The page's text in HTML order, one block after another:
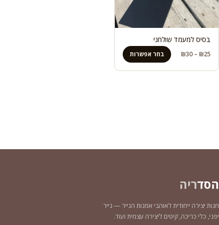
בסיס למעמד שולחני
₪25
–
₪30
מחירים:
בחר אפשרות
הסדריה
חנות יצירה ייחודית לאוהבי אמנות הנייר — נייר
יפני, כלי כריכה, קיטים ליצירה עצמית ועוד.